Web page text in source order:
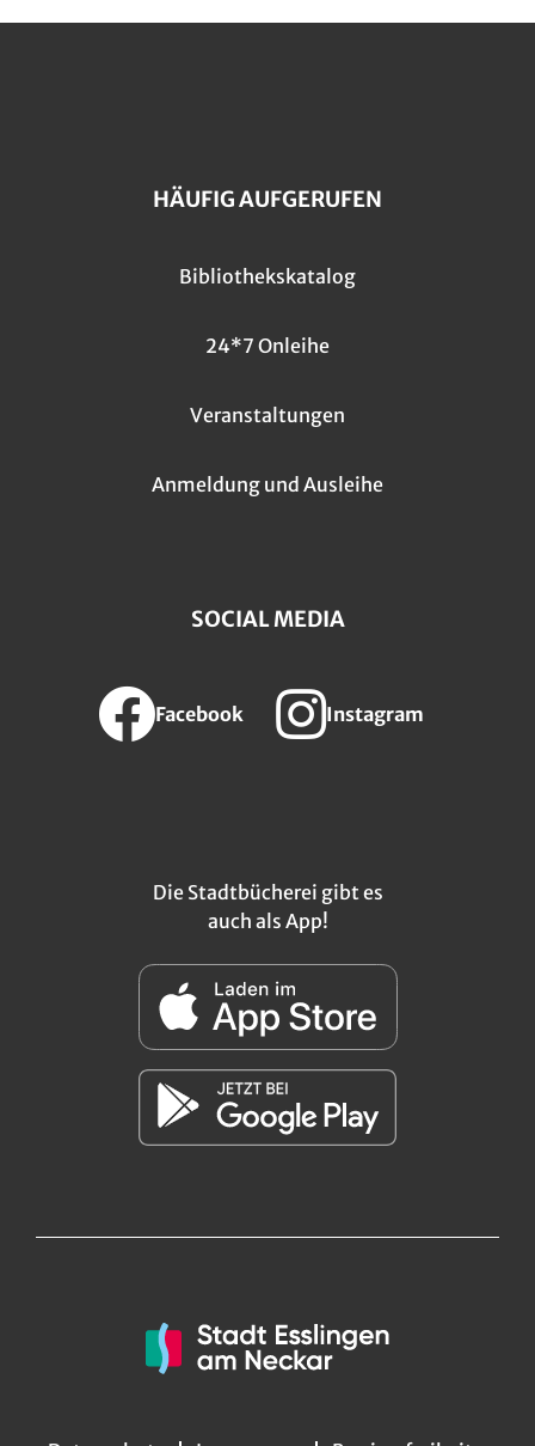
HÄUFIG AUFGERUFEN
Bibliothekskatalog
24*7 Onleihe
Veranstaltungen
Anmeldung und Ausleihe
SOCIAL MEDIA
Facebook Instagram
Die Stadtbücherei gibt es
auch als App!